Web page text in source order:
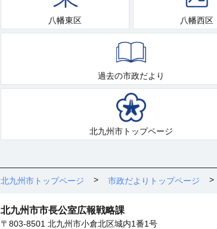
八幡東区 八幡西区
過去の市政だより
北九州市トップページ
北九州市トップページ 市政だよりトップページ
北九州市市長公室広報戦略課
〒803-8501 北九州市小倉北区城内1番1号